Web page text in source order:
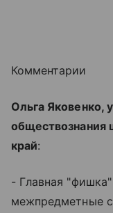
Комментарии
Ольга Яковенко,
обществознания
край:
- Главная
межпредметные